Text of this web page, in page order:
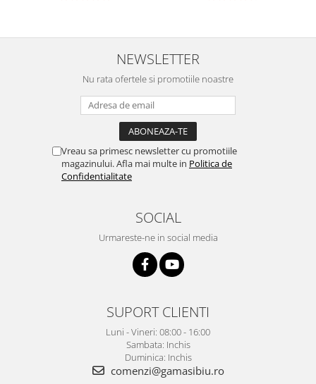
NEWSLETTER
Nu rata ofertele si promotiile noastre
Vreau sa primesc newsletter cu promotiile
magazinului. Afla mai multe in Politica de
Confidentialitate
SOCIAL
Urmareste-ne in social media
SUPORT CLIENTI
Luni - Vineri: 08:00 - 16:00
Sambata: Inchis
Duminica: Inchis
comenzi@gamasibiu.ro